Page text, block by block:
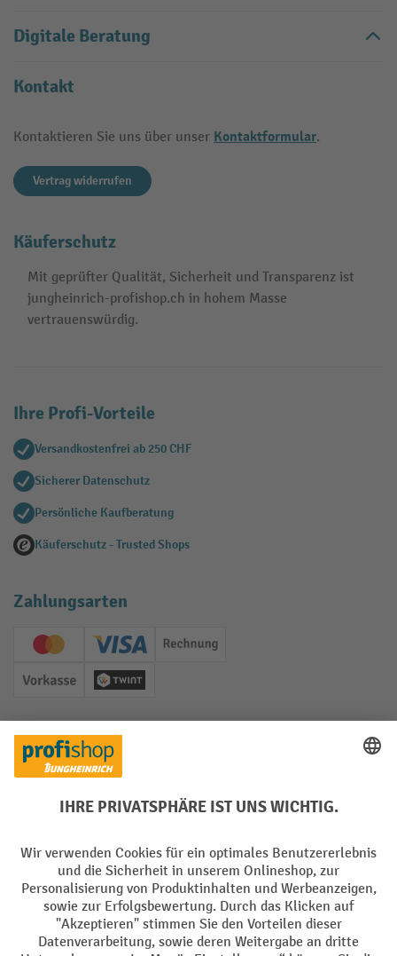
Digitale Beratung
Kontakt
Kontaktieren Sie uns über unser Kontaktformular.
Vertrag widerrufen
Käuferschutz
Mit geprüfter Qualität, Sicherheit und Transparenz ist
jungheinrich-profishop.ch in hohem Masse
vertrauenswürdig.
Ihre Profi-Vorteile
Versandkostenfrei ab 250 CHF
Sicherer Datenschutz
Persönliche Kaufberatung
Käuferschutz - Trusted Shops
Zahlungsarten
Creditcard (Master)Creditcard (Visa)
Rechnung
Vorkasse Twint
Soziale Netzwerke
Facebook
YouTube
LinkedInInstagram
Sprachen
DE FR